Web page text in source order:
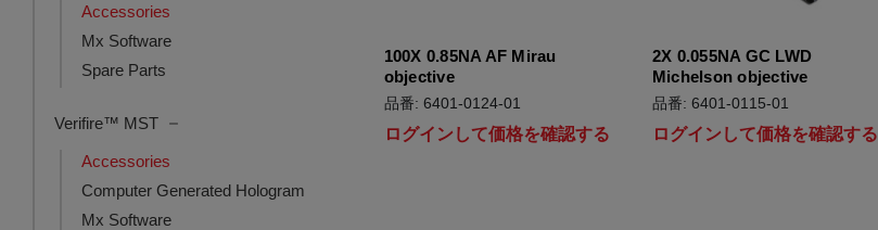
Accessories
Mx Software
Spare Parts
Verifire™ MST
Accessories
Computer Generated Hologram
Mx Software
100X 0.85NA AF Mirau
objective
品番: 6401-0124-01
ログインして価格を確認する
2X 0.055NA GC LWD
Michelson objective
品番: 6401-0115-01
ログインして価格を確認する